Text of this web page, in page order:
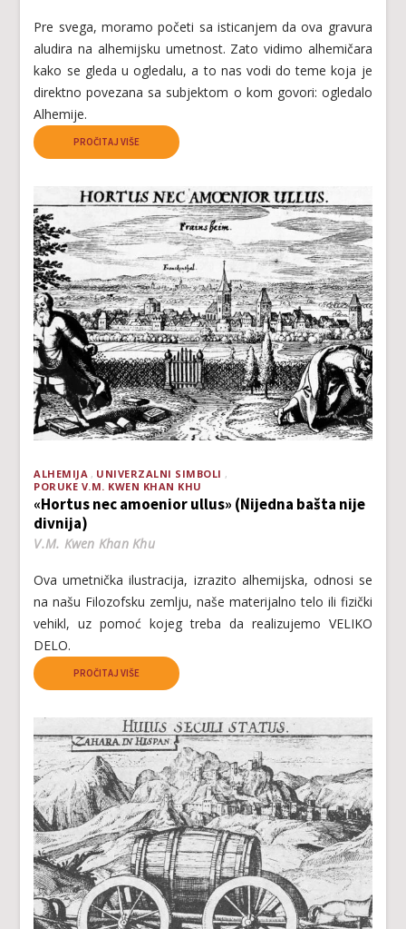
Pre svega, moramo početi sa isticanjem da ova gravura
aludira na alhemijsku umetnost. Zato vidimo alhemičara
kako se gleda u ogledalu, a to nas vodi do teme koja je
direktno povezana sa subjektom o kom govori: ogledalo
Alhemije.
PROČITAJ VIŠE
ALHEMIJA
UNIVERZALNI SIMBOLI
PORUKE V.M. KWEN KHAN KHU
«Hortus nec amoenior ullus» (Nijedna bašta nije
divnija)
V.M. Kwen Khan Khu
Ova umetnička ilustracija, izrazito alhemijska, odnosi se
na našu Filozofsku zemlju, naše materijalno telo ili fizički
vehikl, uz pomoć kojeg treba da realizujemo VELIKO
DELO.
PROČITAJ VIŠE